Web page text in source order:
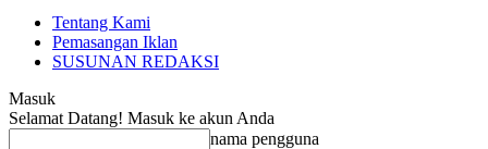
Tentang Kami
Pemasangan Iklan
SUSUNAN REDAKSI
Masuk
Selamat Datang! Masuk ke akun Anda
nama pengguna